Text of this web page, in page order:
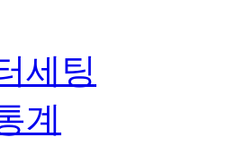
세팅
계